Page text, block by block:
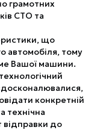
грамотних
СТО та
що
автомобіля, тому
Вашої машини.
конкретній
технічна
відправки до